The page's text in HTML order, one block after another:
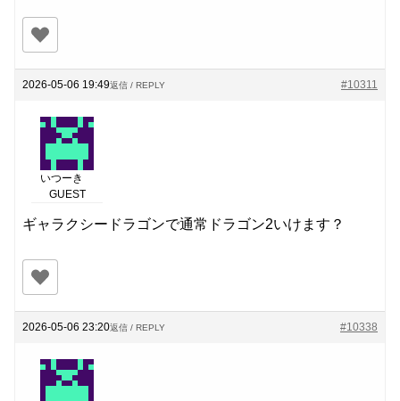
2026-05-06 19:49 #10311
返信 / REPLY
いつーき
GUEST
ギャラクシードラゴンで通常ドラゴン2いけます？
2026-05-06 23:20 #10338
返信 / REPLY